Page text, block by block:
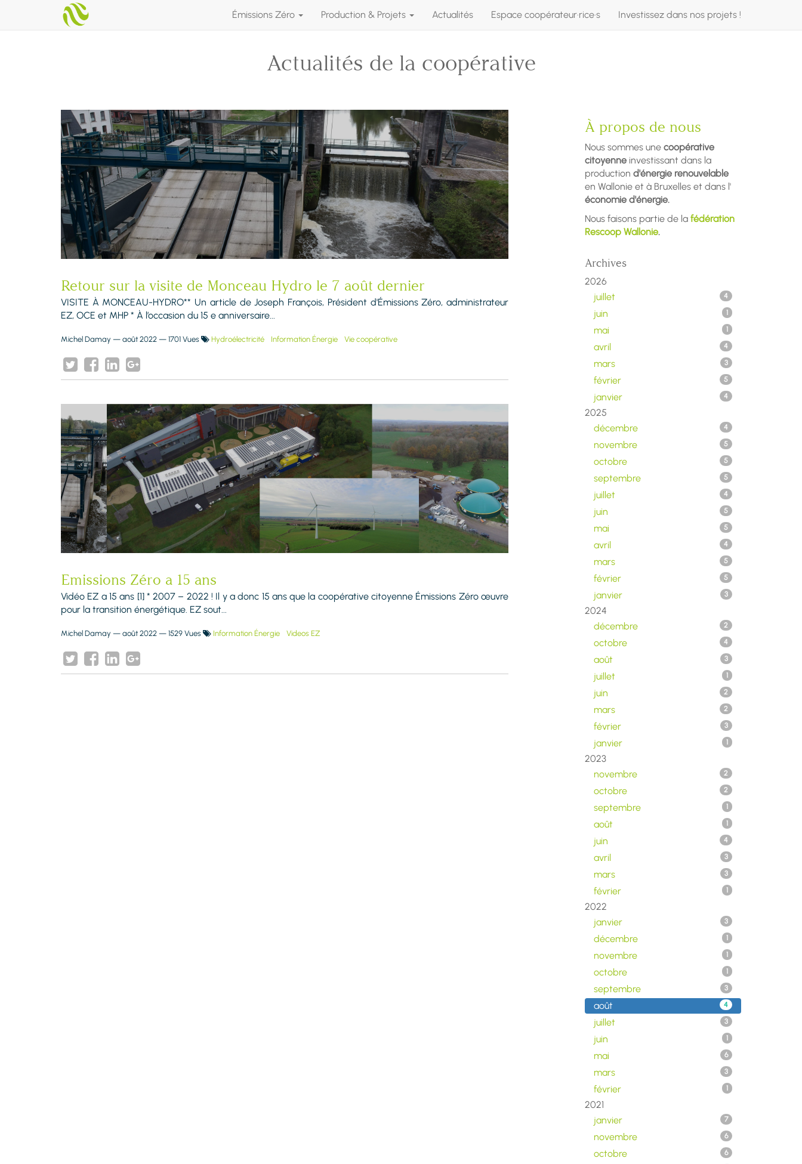
Émissions Zéro Production & Projets Actualités Espace coopérateur·rice·s Investissez dans nos projets !
Actualités de la coopérative
Retour sur la visite de Monceau Hydro le 7 août dernier
VISITE À MONCEAU-HYDRO** Un article de Joseph François, Président d'Émissions Zéro, administrateur
EZ, OCE et MHP * À l’occasion du 15 e anniversaire...
Michel Damay — août 2022 — 1701 Vues Hydroélectricité Information Énergie Vie coopérative
Emissions Zéro a 15 ans
Vidéo EZ a 15 ans [1] * 2007 – 2022 ! Il y a donc 15 ans que la coopérative citoyenne Émissions Zéro œuvre
pour la transition énergétique. EZ sout...
Michel Damay — août 2022 — 1529 Vues Information Énergie Videos EZ
À propos de nous
Nous sommes une coopérative
citoyenne investissant dans la
production d'énergie renouvelable
en Wallonie et à Bruxelles et dans l'
économie d'énergie.
Nous faisons partie de la fédération
Rescoop Wallonie.
Archives
2026
juillet
4
juin 1
mai 1
avril 4
mars 3
février 5
janvier 4
2025
décembre
4
novembre 5
octobre 5
septembre 5
juillet 4
juin 5
mai 5
avril 4
mars 5
février 5
janvier 3
2024
décembre
2
octobre 4
août 3
juillet 1
juin 2
mars 2
février 3
janvier 1
2023
novembre
2
octobre 2
septembre 1
août 1
juin 4
avril 3
mars 3
février 1
2022
janvier
3
décembre 1
novembre 1
octobre 1
septembre 3
août 4
juillet 3
juin 1
mai 6
mars 3
février 1
2021
janvier
7
novembre 6
octobre 6